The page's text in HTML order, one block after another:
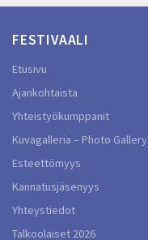
FESTIVAALI
Etusivu
Ajankohtaista
Yhteistyökumppanit
Kuvagalleria – Photo Gallery
Esteettömyys
Kannatusjäsenyys
Yhteystiedot
Talkoolaiset 2026